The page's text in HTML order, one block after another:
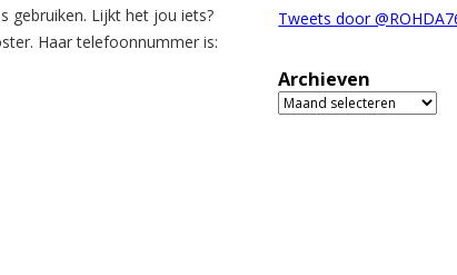
gebruiken. Lijkt het jou iets?
Haar telefoonnummer is:
Tweets door
Archieven
Archieven